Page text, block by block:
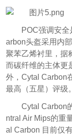
POC强调安
arbon头盔采用内
聚苯乙烯衬里，据
而碳纤维的主体更
外，Cytal Carbon
最高（五星）评级。
Cytal Carbon
ntral Air Mips的重
al Carbon 目前仅